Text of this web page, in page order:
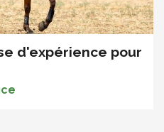
d'expérience pour